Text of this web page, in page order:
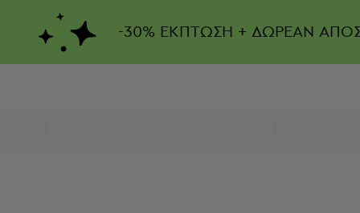
-30% ΕΚΠΤΩΣΗ + ΔΩΡΕΑΝ